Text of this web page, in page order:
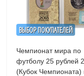
ВЫБОР ПОКУПАТЕЛЕЙ
Чемпионат мира по
футболу 25 рублей
(Кубок Чемпионата)